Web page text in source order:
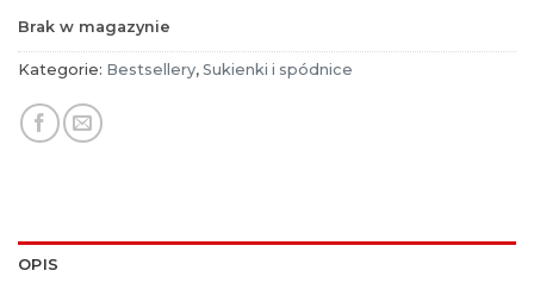
Brak w magazynie
Kategorie: Bestsellery, Sukienki i spódnice
OPIS